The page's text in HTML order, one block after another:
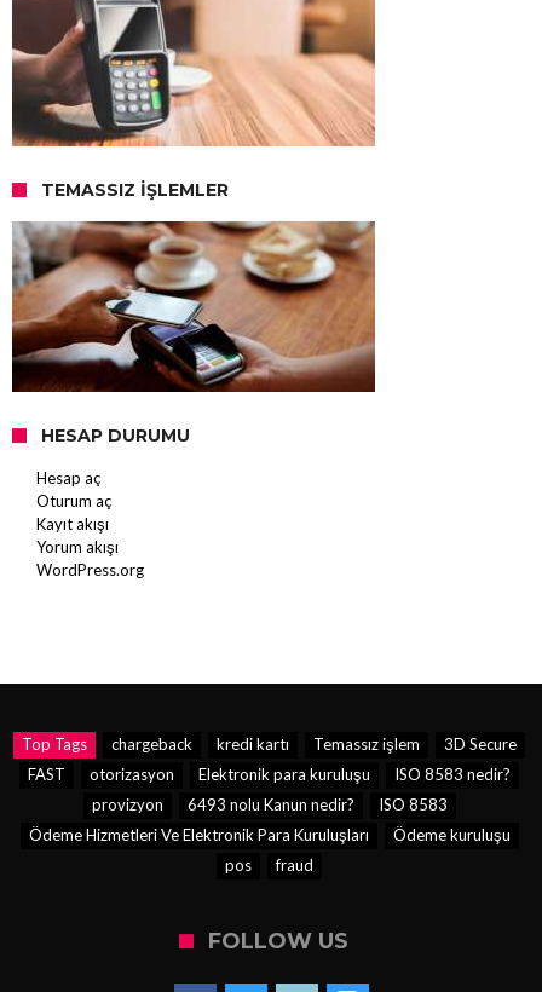
TEMASSIZ İŞLEMLER
HESAP DURUMU
Hesap aç
Oturum aç
Kayıt akışı
Yorum akışı
WordPress.org
Top Tags chargeback kredi kartı Temassız işlem
3D Secure
FAST
otorizasyon Elektronik para kuruluşu
ISO 8583 nedir?
provizyon
6493 nolu Kanun nedir?
ISO 8583
Ödeme Hizmetleri Ve Elektronik Para Kuruluşları
Ödeme kuruluşu
pos
fraud
FOLLOW US